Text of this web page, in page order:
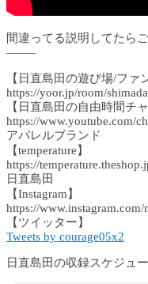
間違ってる説明してたら
——–
【日直島田の遊び場/ファ
https://yoor.jp/room/
【日直島田の自由時間チ
https://www.youtube.com/
アパレルブランド
【temperature】
https://
日直島田
【Instagram】
https://
【ツイッター】
Tweets by courage05x2
日直島田の収録スケジュ